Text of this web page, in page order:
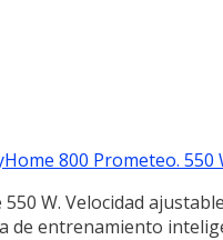
800 Prometeo. 550
W. Velocidad
de entrenamiento